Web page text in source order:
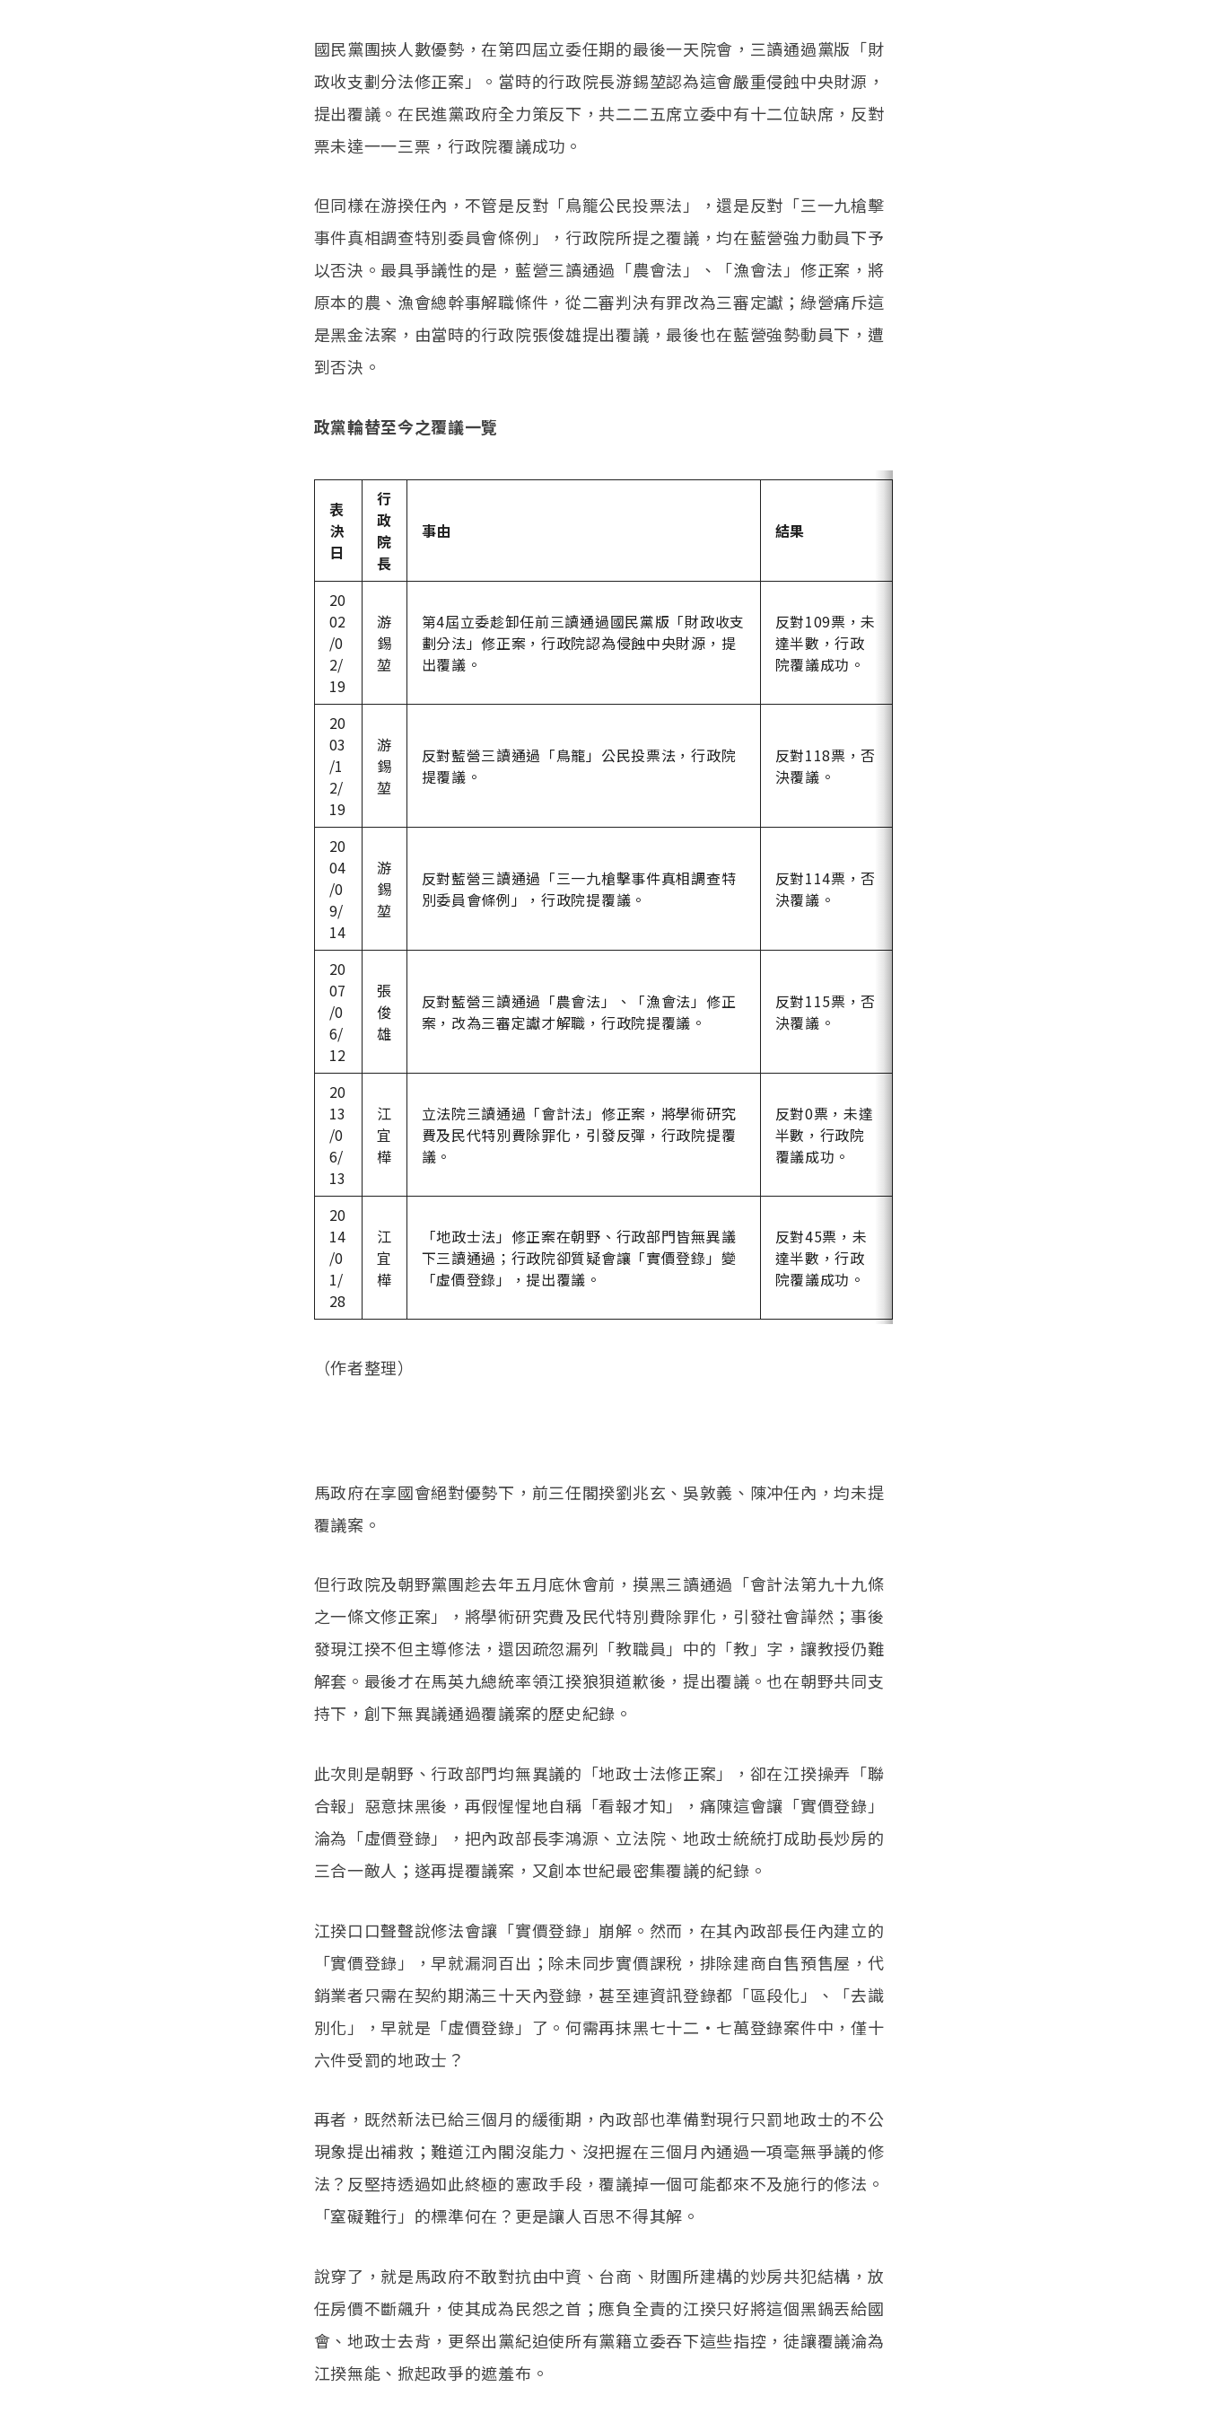
國民黨團挾人數優勢，在第四屆立委任期的最後一天院會，三讀通過黨版「財
政收支劃分法修正案」。當時的行政院長游錫堃認為這會嚴重侵蝕中央財源，
提出覆議。在民進黨政府全力策反下，共二二五席立委中有十二位缺席，反對
票未達一一三票，行政院覆議成功。
但同樣在游揆任內，不管是反對「鳥籠公民投票法」，還是反對「三一九槍擊
事件真相調查特別委員會條例」，行政院所提之覆議，均在藍營強力動員下予
以否決。最具爭議性的是，藍營三讀通過「農會法」、「漁會法」修正案，將
原本的農、漁會總幹事解職條件，從二審判決有罪改為三審定讞；綠營痛斥這
是黑金法案，由當時的行政院張俊雄提出覆議，最後也在藍營強勢動員下，遭
到否決。
政黨輪替至今之覆議一覽
表
決
日
行
政
院
長
事由 結果
20
02
/0
2/
19
游
錫
堃
第4屆立委趁卸任前三讀通過國民黨版「財政收支
劃分法」修正案，行政院認為侵蝕中央財源，提
出覆議。
反對109票，未
達半數，行政
院覆議成功。
20
03
/1
2/
19
游
錫
堃
反對藍營三讀通過「鳥籠」公民投票法，行政院
提覆議。
反對118票，否
決覆議。
20
04
/0
9/
14
游
錫
堃
反對藍營三讀通過「三一九槍擊事件真相調查特
別委員會條例」，行政院提覆議。
反對114票，否
決覆議。
20
07
/0
6/
12
張
俊
雄
反對藍營三讀通過「農會法」、「漁會法」修正
案，改為三審定讞才解職，行政院提覆議。
反對115票，否
決覆議。
20
13
/0
6/
13
江
宜
樺
立法院三讀通過「會計法」修正案，將學術研究
費及民代特別費除罪化，引發反彈，行政院提覆
議。
反對0票，未達
半數，行政院
覆議成功。
20
14
/0
1/
28
江
宜
樺
「地政士法」修正案在朝野、行政部門皆無異議
下三讀通過；行政院卻質疑會讓「實價登錄」變
「虛價登錄」，提出覆議。
反對45票，未
達半數，行政
院覆議成功。
（作者整理）
馬政府在享國會絕對優勢下，前三任閣揆劉兆玄、吳敦義、陳冲任內，均未提
覆議案。
但行政院及朝野黨團趁去年五月底休會前，摸黑三讀通過「會計法第九十九條
之一條文修正案」，將學術研究費及民代特別費除罪化，引發社會譁然；事後
發現江揆不但主導修法，還因疏忽漏列「教職員」中的「教」字，讓教授仍難
解套。最後才在馬英九總統率領江揆狼狽道歉後，提出覆議。也在朝野共同支
持下，創下無異議通過覆議案的歷史紀錄。
此次則是朝野、行政部門均無異議的「地政士法修正案」，卻在江揆操弄「聯
合報」惡意抹黑後，再假惺惺地自稱「看報才知」，痛陳這會讓「實價登錄」
淪為「虛價登錄」，把內政部長李鴻源、立法院、地政士統統打成助長炒房的
三合一敵人；遂再提覆議案，又創本世紀最密集覆議的紀錄。
江揆口口聲聲說修法會讓「實價登錄」崩解。然而，在其內政部長任內建立的
「實價登錄」，早就漏洞百出；除未同步實價課稅，排除建商自售預售屋，代
銷業者只需在契約期滿三十天內登錄，甚至連資訊登錄都「區段化」、「去識
別化」，早就是「虛價登錄」了。何需再抹黑七十二‧七萬登錄案件中，僅十
六件受罰的地政士？
再者，既然新法已給三個月的緩衝期，內政部也準備對現行只罰地政士的不公
現象提出補救；難道江內閣沒能力、沒把握在三個月內通過一項毫無爭議的修
法？反堅持透過如此終極的憲政手段，覆議掉一個可能都來不及施行的修法。
「窒礙難行」的標準何在？更是讓人百思不得其解。
說穿了，就是馬政府不敢對抗由中資、台商、財團所建構的炒房共犯結構，放
任房價不斷飆升，使其成為民怨之首；應負全責的江揆只好將這個黑鍋丟給國
會、地政士去背，更祭出黨紀迫使所有黨籍立委吞下這些指控，徒讓覆議淪為
江揆無能、掀起政爭的遮羞布。